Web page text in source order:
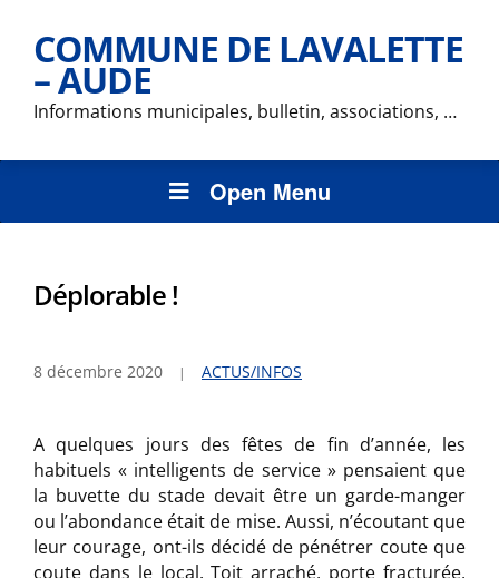
COMMUNE DE LAVALETTE
– AUDE
Informations municipales, bulletin, associations, …
Open Menu
Déplorable !
8 décembre 2020 ACTUS/INFOS
A quelques jours des fêtes de fin d’année, les
habituels « intelligents de service » pensaient que
la buvette du stade devait être un garde-manger
ou l’abondance était de mise. Aussi, n’écoutant que
leur courage, ont-ils décidé de pénétrer coute que
coute dans le local. Toit arraché, porte fracturée,